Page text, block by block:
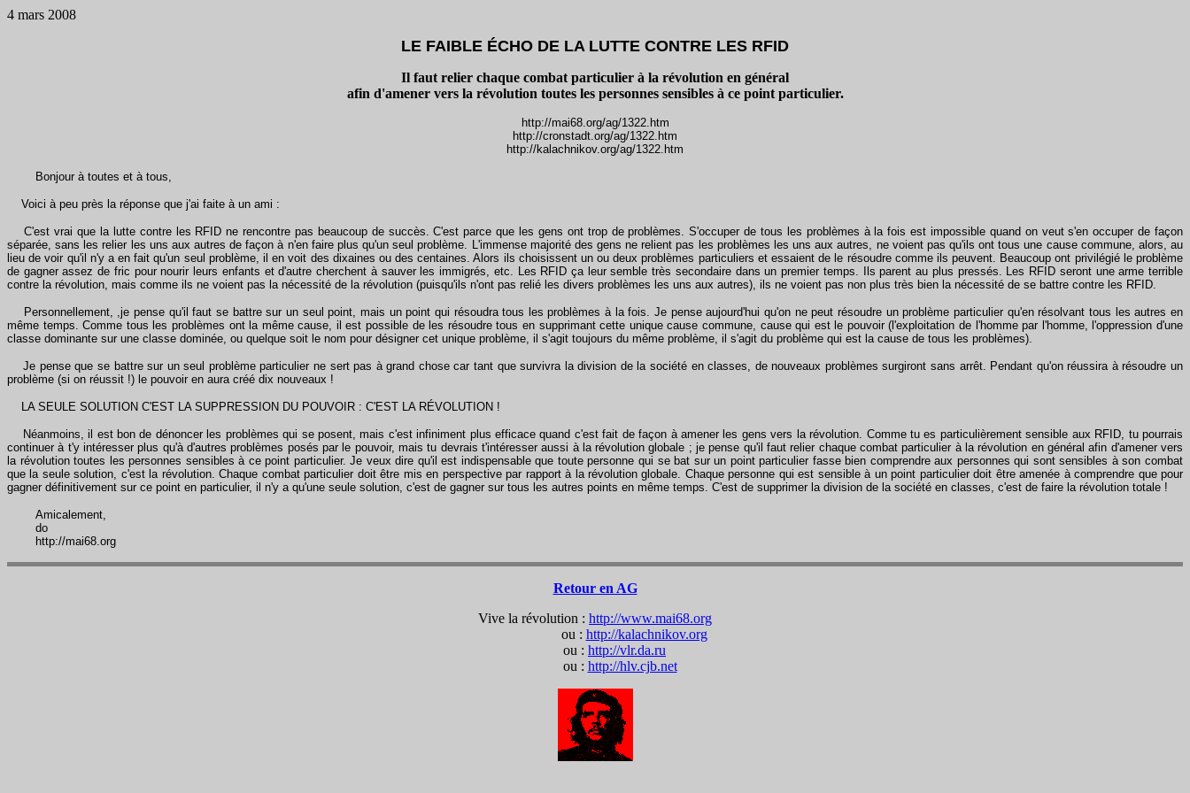
4 mars 2008
LE FAIBLE ÉCHO DE LA LUTTE CONTRE LES RFID
Il faut relier chaque combat particulier à la révolution en général
afin d'amener vers la révolution toutes les personnes sensibles à ce point particulier.
http://mai68.org/ag/1322.htm
http://cronstadt.org/ag/1322.htm
http://kalachnikov.org/ag/1322.htm
Bonjour à toutes et à tous,
Voici à peu près la réponse que j'ai faite à un ami :
C'est vrai que la lutte contre les RFID ne rencontre pas beaucoup de succès. C'est parce que les gens ont trop de problèmes. S'occuper de tous les problèmes à la fois est impossible quand on veut s'en occuper de façon
séparée, sans les relier les uns aux autres de façon à n'en faire plus qu'un seul problème. L'immense majorité des gens ne relient pas les problèmes les uns aux autres, ne voient pas qu'ils ont tous une cause commune, alors, au
lieu de voir qu'il n'y a en fait qu'un seul problème, il en voit des dixaines ou des centaines. Alors ils choisissent un ou deux problèmes particuliers et essaient de le résoudre comme ils peuvent. Beaucoup ont privilégié le problème
de gagner assez de fric pour nourir leurs enfants et d'autre cherchent à sauver les immigrés, etc. Les RFID ça leur semble très secondaire dans un premier temps. Ils parent au plus pressés. Les RFID seront une arme terrible
contre la révolution, mais comme ils ne voient pas la nécessité de la révolution (puisqu'ils n'ont pas relié les divers problèmes les uns aux autres), ils ne voient pas non plus très bien la nécessité de se battre contre les RFID.
Personnellement, ,je pense qu'il faut se battre sur un seul point, mais un point qui résoudra tous les problèmes à la fois. Je pense aujourd'hui qu'on ne peut résoudre un problème particulier qu'en résolvant tous les autres en
même temps. Comme tous les problèmes ont la même cause, il est possible de les résoudre tous en supprimant cette unique cause commune, cause qui est le pouvoir (l'exploitation de l'homme par l'homme, l'oppression d'une
classe dominante sur une classe dominée, ou quelque soit le nom pour désigner cet unique problème, il s'agit toujours du même problème, il s'agit du problème qui est la cause de tous les problèmes).
Je pense que se battre sur un seul problème particulier ne sert pas à grand chose car tant que survivra la division de la société en classes, de nouveaux problèmes surgiront sans arrêt. Pendant qu'on réussira à résoudre un
problème (si on réussit !) le pouvoir en aura créé dix nouveaux !
LA SEULE SOLUTION C'EST LA SUPPRESSION DU POUVOIR : C'EST LA RÉVOLUTION !
Néanmoins, il est bon de dénoncer les problèmes qui se posent, mais c'est infiniment plus efficace quand c'est fait de façon à amener les gens vers la révolution. Comme tu es particulièrement sensible aux RFID, tu pourrais
continuer à t'y intéresser plus qu'à d'autres problèmes posés par le pouvoir, mais tu devrais t'intéresser aussi à la révolution globale ; je pense qu'il faut relier chaque combat particulier à la révolution en général afin d'amener vers
la révolution toutes les personnes sensibles à ce point particulier. Je veux dire qu'il est indispensable que toute personne qui se bat sur un point particulier fasse bien comprendre aux personnes qui sont sensibles à son combat
que la seule solution, c'est la révolution. Chaque combat particulier doit être mis en perspective par rapport à la révolution globale. Chaque personne qui est sensible à un point particulier doit être amenée à comprendre que pour
gagner définitivement sur ce point en particulier, il n'y a qu'une seule solution, c'est de gagner sur tous les autres points en même temps. C'est de supprimer la division de la société en classes, c'est de faire la révolution totale !
Amicalement,
do
http://mai68.org
Retour en AG
Vive la révolution : http://www.mai68.org
ou : http://kalachnikov.org
ou : http://vlr.da.ru
ou : http://hlv.cjb.net